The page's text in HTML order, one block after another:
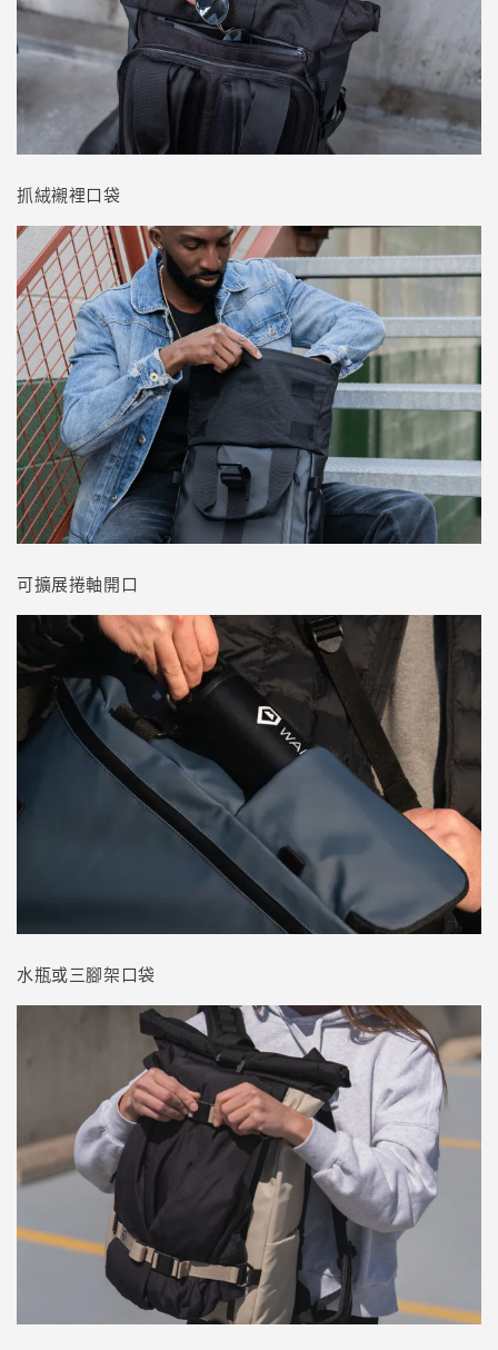
抓絨襯裡口袋
可擴展捲軸開口
水瓶或三腳架口袋